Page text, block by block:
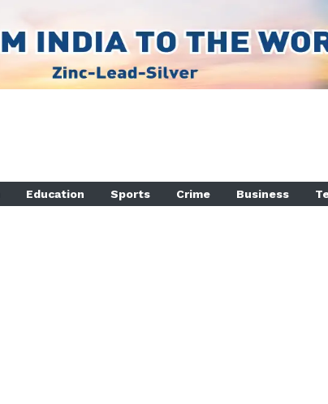
Education Sports Crime Business